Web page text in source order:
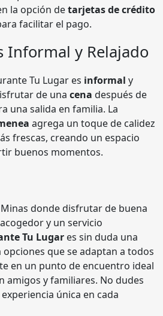
la opción detarjetas de crédito
facilitar el pago.
Informal y Relajado
Tu Lugar es informal y
de una cena después de
una salida en familia. La
agrega un toque de calidez
frescas, creando un espacio
buenos momentos.
donde disfrutar de buena
y un servicio
Tu Lugar es sin duda una
opciones que se adaptan a todos
en un punto de encuentro ideal
amigos y familiares. No dudes
única en cada